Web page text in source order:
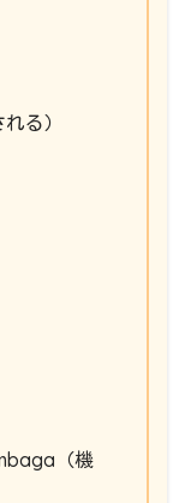
る）
（機